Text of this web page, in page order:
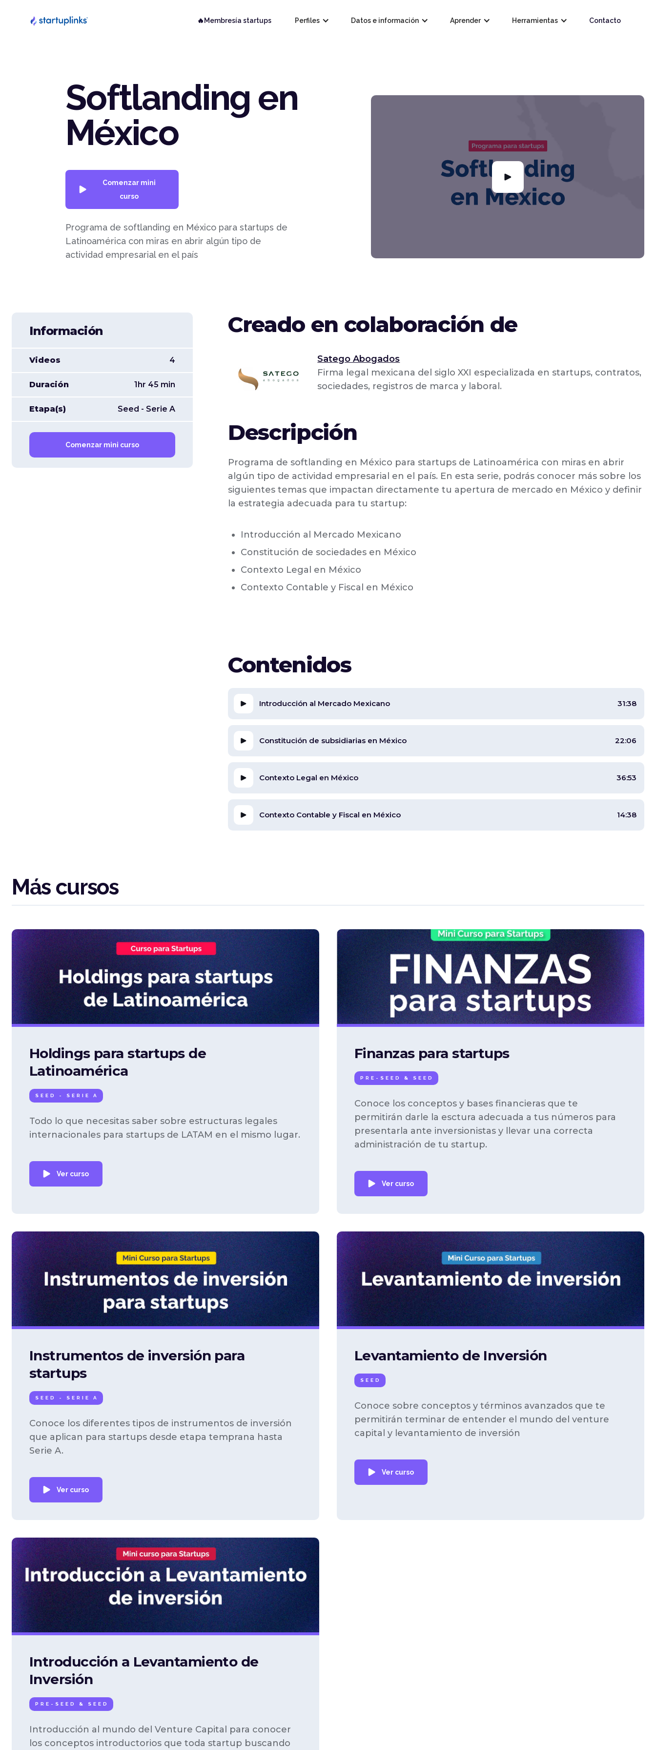
🔥Membresía startups Perfiles Datos e información Aprender Herramientas Contacto
Softlanding en
México
Comenzar mini
curso
Programa de softlanding en México para startups de
Latinoamérica con miras en abrir algún tipo de
actividad empresarial en el país
Información
Videos 4
Duración 1hr 45 min
Etapa(s) Seed - Serie A
Comenzar mini curso
Creado en colaboración de
Satego Abogados
Firma legal mexicana del siglo XXI especializada en startups, contratos,
sociedades, registros de marca y laboral.
Descripción
Programa de softlanding en México para startups de Latinoamérica con miras en abrir
algún tipo de actividad empresarial en el país. En esta serie, podrás conocer más sobre los
siguientes temas que impactan directamente tu apertura de mercado en México y definir
la estrategia adecuada para tu startup:
Introducción al Mercado Mexicano
Constitución de sociedades en México
Contexto Legal en México
Contexto Contable y Fiscal en México
Contenidos
Introducción al Mercado Mexicano 31:38
Constitución de subsidiarias en México 22:06
Contexto Legal en México 36:53
Contexto Contable y Fiscal en México 14:38
Más cursos
Holdings para startups de
Latinoamérica
SEED - SERIE A
Todo lo que necesitas saber sobre estructuras legales
internacionales para startups de LATAM en el mismo lugar.
Ver curso
Finanzas para startups
PRE-SEED & SEED
Conoce los conceptos y bases financieras que te
permitirán darle la esctura adecuada a tus números para
presentarla ante inversionistas y llevar una correcta
administración de tu startup.
Ver curso
Instrumentos de inversión para
startups
SEED - SERIE A
Conoce los diferentes tipos de instrumentos de inversión
que aplican para startups desde etapa temprana hasta
Serie A.
Ver curso
Levantamiento de Inversión
SEED
Conoce sobre conceptos y términos avanzados que te
permitirán terminar de entender el mundo del venture
capital y levantamiento de inversión
Ver curso
Introducción a Levantamiento de
Inversión
PRE-SEED & SEED
Introducción al mundo del Venture Capital para conocer
los conceptos introductorios que toda startup buscando